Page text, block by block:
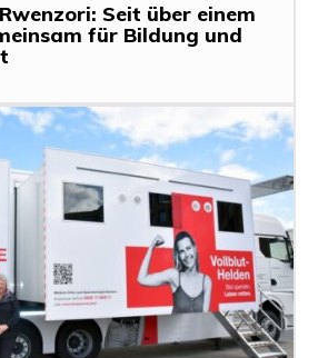
Seit über einem
für Bildung und